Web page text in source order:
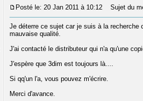
Posté le: 20 Jan 2011 à 10:12 Sujet du
Je déterre ce sujet car je suis à la
mauvaise qualité.
J'ai contacté le distributeur qui n'a qu'une
J'espère que 3dim est toujours là....
Si qq'un l'a, vous pouvez m'écrire.
Merci d'avance.